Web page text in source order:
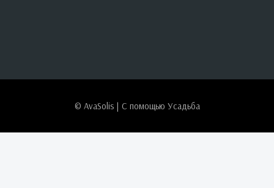
© AvaSolis | С помощью Усадьба